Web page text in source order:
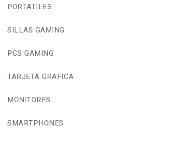
PORTATILES
SILLAS GAMING
PCS GAMING
TARJETA GRAFICA
MONITORES
SMARTPHONES